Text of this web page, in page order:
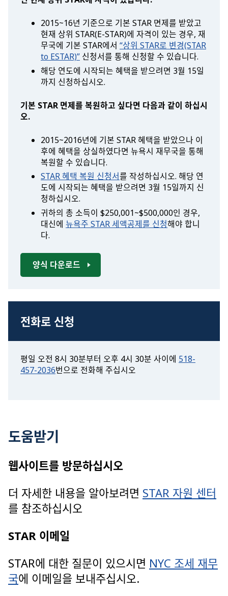
2015~16년 기준으로 기본 STAR 면제를 받았고
현재 상위 STAR(E-STAR)에 자격이 있는 경우, 재
무국에 기본 STAR에서 “상위 STAR로 변경(STAR
to ESTAR)” 신청서를 통해 신청할 수 있습니다.
해당 연도에 시작되는 혜택을 받으려면 3월 15일
까지 신청하십시오.
기본 STAR 면제를 복원하고 싶다면 다음과 같이 하십시
오.
2015~2016년에 기본 STAR 혜택을 받았으나 이
후에 혜택을 상실하였다면 뉴욕시 재무국을 통해
복원할 수 있습니다.
STAR 혜택 복원 신청서를 작성하십시오. 해당 연
도에 시작되는 혜택을 받으려면 3월 15일까지 신
청하십시오.
귀하의 총 소득이 $250,001~$500,000인 경우,
대신에 뉴욕주 STAR 세액공제를 신청해야 합니
다.
양식 다운로드
전화로 신청
평일 오전 8시 30분부터 오후 4시 30분 사이에 518-
457-2036번으로 전화해 주십시오
도움받기
웹사이트를 방문하십시오
더 자세한 내용을 알아보려면 STAR 자원 센터
를 참조하십시오
STAR 이메일
STAR에 대한 질문이 있으시면 NYC 조세 재무
국에 이메일을 보내주십시오.